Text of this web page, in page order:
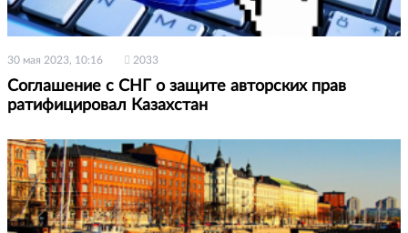
30 мая 2023, 10:16 2033
Соглашение с СНГ о защите авторских прав
ратифицировал Казахстан